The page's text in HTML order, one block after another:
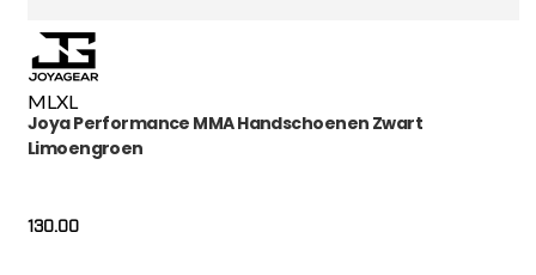
MLXL
Joya Performance MMA Handschoenen Zwart
Limoengroen
130.00